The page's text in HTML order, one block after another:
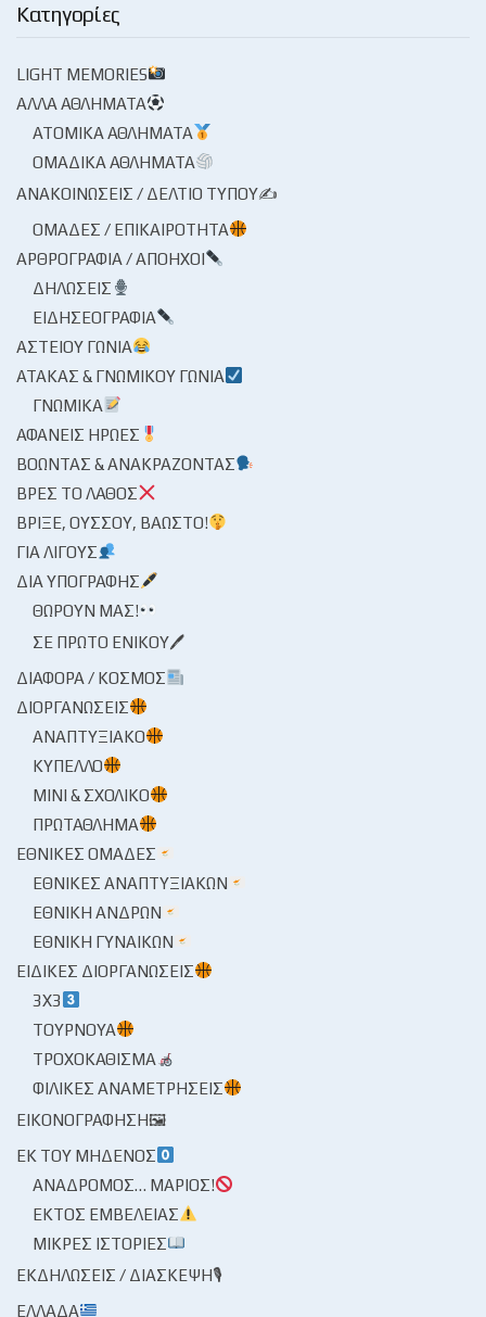
Κατηγορίες
LIGHT MEMORIES
ΆΛΛΑ ΑΘΛΉΜΑΤΑ
ΑΤΟΜΙΚΆ ΑΘΛΉΜΑΤΑ
ΟΜΑΔΙΚΆ ΑΘΛΉΜΑΤΑ
ΑΝΑΚΟΙΝΏΣΕΙΣ / ΔΕΛΤΊΟ ΤΎΠΟΥ✍
ΟΜΆΔΕΣ / ΕΠΙΚΑΙΡΌΤΗΤΑ
ΑΡΘΡΟΓΡΑΦΊΑ / ΑΠΌΗΧΟΙ
ΔΗΛΏΣΕΙΣ
ΕΙΔΗΣΕΟΓΡΑΦΊΑ
ΑΣΤΕΊΟΥ ΓΩΝΊΑ
ΑΤΆΚΑΣ & ΓΝΩΜΙΚΟΎ ΓΩΝΊΑ
ΓΝΩΜΙΚΆ
ΑΦΑΝΕΊΣ ΉΡΩΕΣ
ΒΟΏΝΤΑΣ & ΑΝΑΚΡΆΖΟΝΤΑΣ
ΒΡΕΣ ΤΟ ΛΆΘΟΣ
ΒΡΊΞΕ, ΟΎΣΣΟΥ, ΒΆΩΣΤΟ!
ΓΙΑ ΛΊΓΟΥΣ
ΔΙΑ ΥΠΟΓΡΑΦΉΣ
ΘΩΡΟΎΝ ΜΑΣ!
ΣΕ ΠΡΏΤΟ ΕΝΙΚΟΎ🖊
ΔΙΆΦΟΡΑ / ΚΌΣΜΟΣ
ΔΙΟΡΓΑΝΏΣΕΙΣ
ΑΝΑΠΤΥΞΙΑΚΌ
ΚΎΠΕΛΛΟ
ΜΊΝΙ & ΣΧΟΛΙΚΌ
ΠΡΩΤΆΘΛΗΜΑ
ΕΘΝΙΚΈΣ ΟΜΆΔΕΣ
ΕΘΝΙΚΈΣ ΑΝΑΠΤΥΞΙΑΚΏΝ
ΕΘΝΙΚΉ ΑΝΔΡΏΝ
ΕΘΝΙΚΉ ΓΥΝΑΙΚΏΝ
ΕΙΔΙΚΈΣ ΔΙΟΡΓΑΝΏΣΕΙΣ
3X3
ΤΟΥΡΝΟΥΆ
ΤΡΟΧΟΚΆΘΙΣΜΑ
ΦΙΛΙΚΈΣ ΑΝΑΜΕΤΡΉΣΕΙΣ
ΕΙΚΟΝΟΓΡΆΦΗΣΗ🖼
ΕΚ ΤΟΥ ΜΗΔΕΝΌΣ
ΑΝΆΔΡΟΜΟΣ… ΜΆΡΙΟΣ!
ΕΚΤΌΣ ΕΜΒΈΛΕΙΑΣ
ΜΙΚΡΈΣ ΙΣΤΟΡΊΕΣ
ΕΚΔΗΛΏΣΕΙΣ / ΔΙΆΣΚΕΨΗ🎙
ΕΛΛΆΔΑ